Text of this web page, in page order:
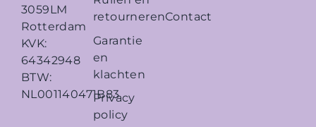
3059LM
Rotterdam
KVK:
64342948
BTW:
NL001140471B83
retourneren
Garantie
en
klachten
Privacy
policy
Contact